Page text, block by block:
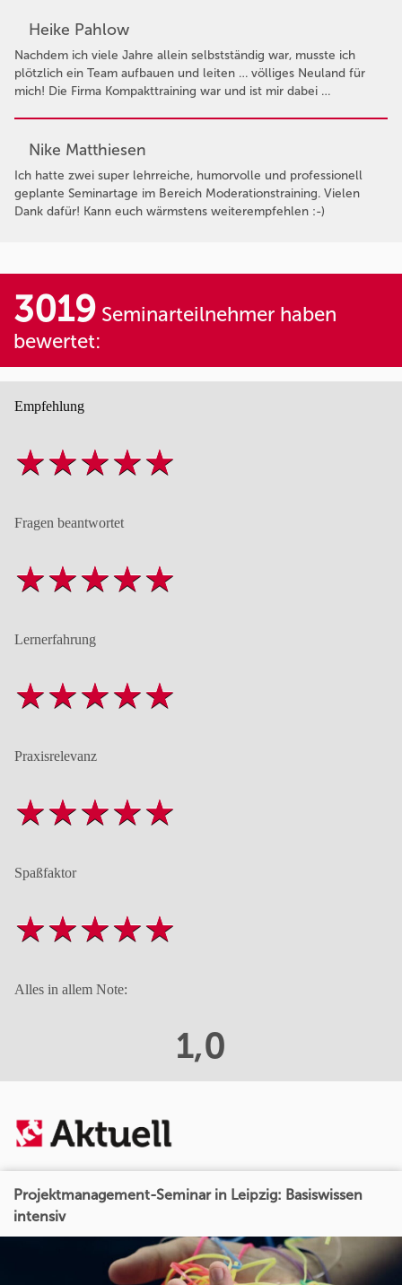
Heike Pahlow
Nachdem ich viele Jahre allein selbstständig war, musste ich
plötzlich ein Team aufbauen und leiten … völliges Neuland für
mich! Die Firma Kompakttraining war und ist mir dabei …
Nike Matthiesen
Ich hatte zwei super lehrreiche, humorvolle und professionell
geplante Seminartage im Bereich Moderationstraining. Vielen
Dank dafür! Kann euch wärmstens weiterempfehlen :-)
3019 Seminarteilnehmer haben
bewertet:
Empfehlung
Fragen beantwortet
Lernerfahrung
Praxisrelevanz
Spaßfaktor
Alles in allem Note:
1,0
Projektmanagement-Seminar in Leipzig: Basiswissen
intensiv